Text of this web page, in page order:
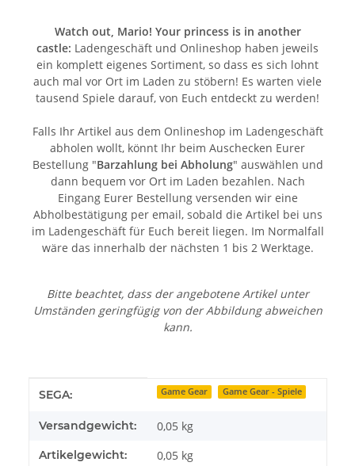
Watch out, Mario! Your princess is in another
castle: Ladengeschäft und Onlineshop haben jeweils
ein komplett eigenes Sortiment, so dass es sich lohnt
auch mal vor Ort im Laden zu stöbern! Es warten viele
tausend Spiele darauf, von Euch entdeckt zu werden!
Falls Ihr Artikel aus dem Onlineshop im Ladengeschäft
abholen wollt, könnt Ihr beim Auschecken Eurer
Bestellung "Barzahlung bei Abholung" auswählen und
dann bequem vor Ort im Laden bezahlen. Nach
Eingang Eurer Bestellung versenden wir eine
Abholbestätigung per email, sobald die Artikel bei uns
im Ladengeschäft für Euch bereit liegen. Im Normalfall
wäre das innerhalb der nächsten 1 bis 2 Werktage.
Bitte beachtet, dass der angebotene Artikel unter
Umständen geringfügig von der Abbildung abweichen
kann.
Produkteigenschaft
Wert
SEGA: Game Gear Game Gear - Spiele
Versandgewicht: 0,05 kg
Artikelgewicht: 0,05 kg